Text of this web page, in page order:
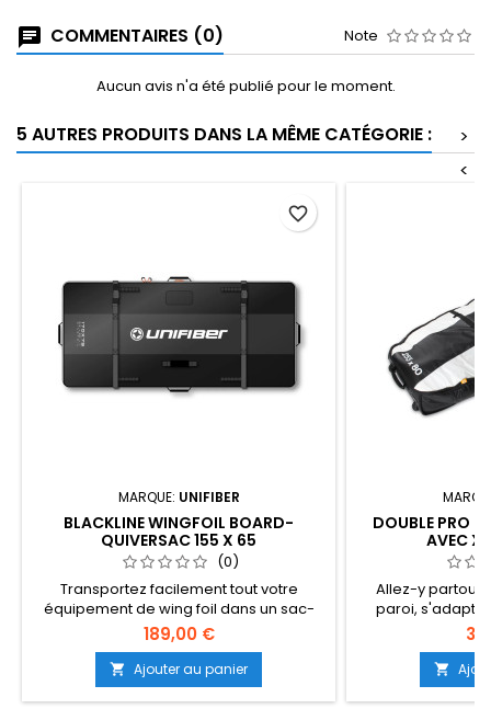
COMMENTAIRES (0) Note
Aucun avis n'a été publié pour le moment.
5 AUTRES PRODUITS DANS LA MÊME CATÉGORIE :
>
<
MARQUE: UNIFIBER
BLACKLINE WINGFOIL BOARD-
QUIVERSAC 155 X 65
(0)
Transportez facilement tout votre
équipement de wing foil dans un sac-
Quiverbag Blackline Wingfoil Board
pratique ! Conçu avec suffisamment
d'espace pour contenir une planche, un
ensemble complet d'hydrofoil, 2 ailes,
une combinaison, un casque et divers
189,00 €
 Ajouter au panier
favorite_border
DOUBLE PRO
AVEC
Allez-y partout
paroi, s'adapte
planches - idéal
mondiale.
blanche
l'humidité et à la
tissu WRP
